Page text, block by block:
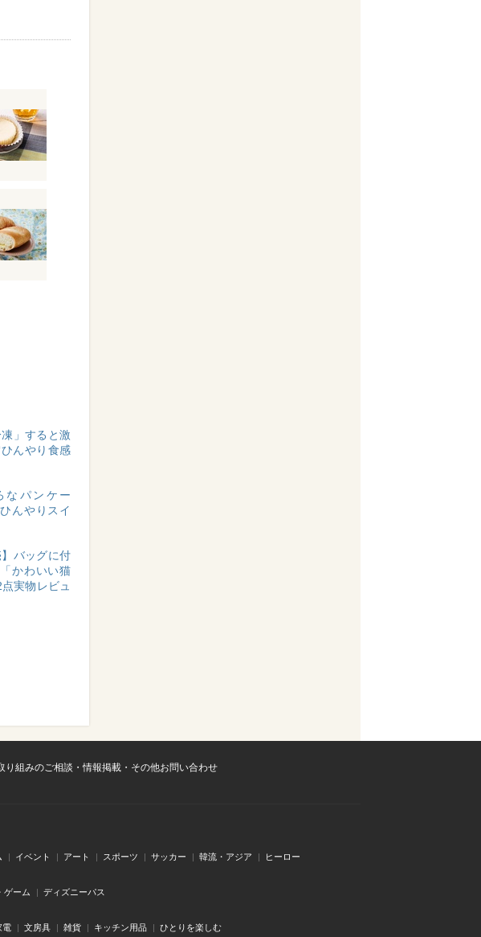
凍」すると激
んやり食感
なパンケー
んやりスイ
】バッグに付
かわいい猫
実物レビュ
り組みのご相談・情報掲載・その他お問い合わせ
イベント アート スポーツ サッカー 韓流・アジア ヒーロー
ゲーム ディズニーパス
電 文房具 雑貨 キッチン用品 ひとりを楽しむ